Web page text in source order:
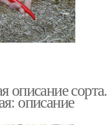
описание сорта.
описание